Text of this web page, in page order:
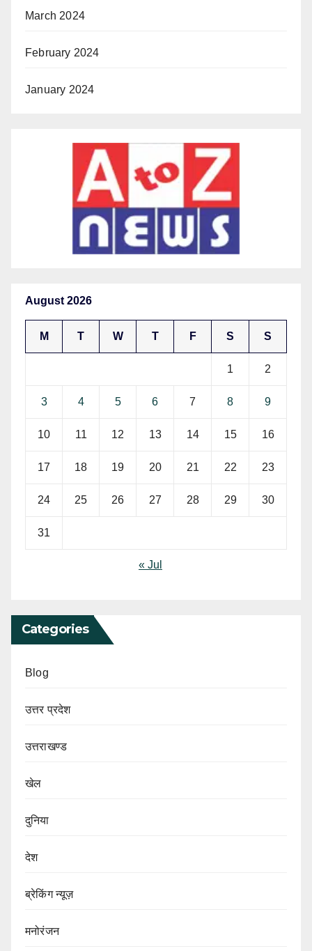
March 2024
February 2024
January 2024
August 2026
M T W T F S S
1 2
3 4 5 6 7 8 9
10 11 12 13 14 15 16
17 18 19 20 21 22 23
24 25 26 27 28 29 30
31
« Jul
Categories
Blog
उत्तर प्रदेश
उत्तराखण्ड
खेल
दुनिया
देश
ब्रेकिंग न्यूज़
मनोरंजन